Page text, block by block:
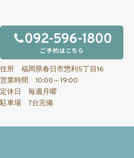
住所 福岡県春日市惣利5丁目16
営業時間 10:00～19:00
定休日 毎週月曜
駐車場 7台完備